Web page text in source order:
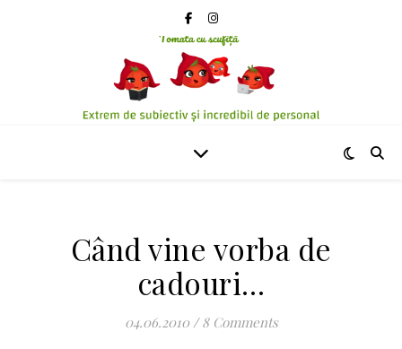
Când vine vorba de
cadouri…
04.06.2010 / 8 Comments